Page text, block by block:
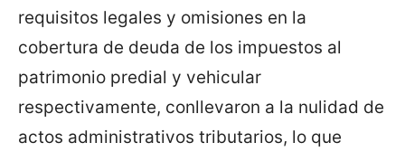
requisitos legales y omisiones en la
cobertura de deuda de los impuestos al
patrimonio predial y vehicular
respectivamente, conllevaron a la nulidad de
actos administrativos tributarios, lo que